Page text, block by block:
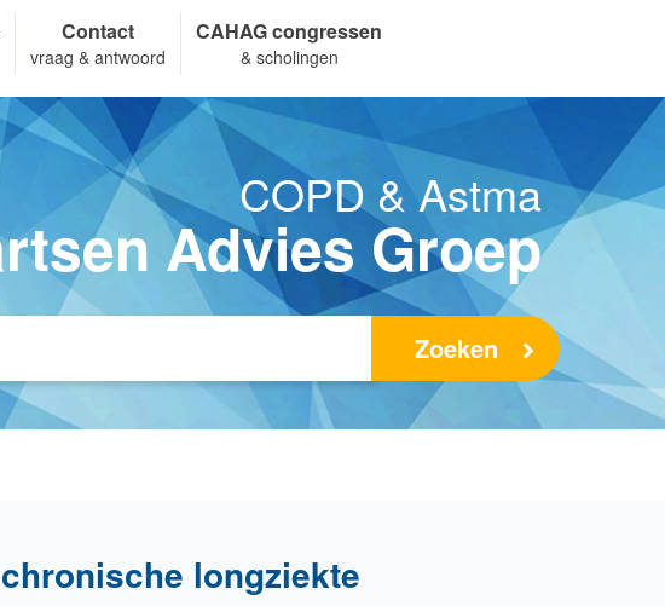
Contact
vraag & antwoord
CAHAG congressen
& scholingen
COPD & Astma
Advies Groep
Zoeken
longziekte